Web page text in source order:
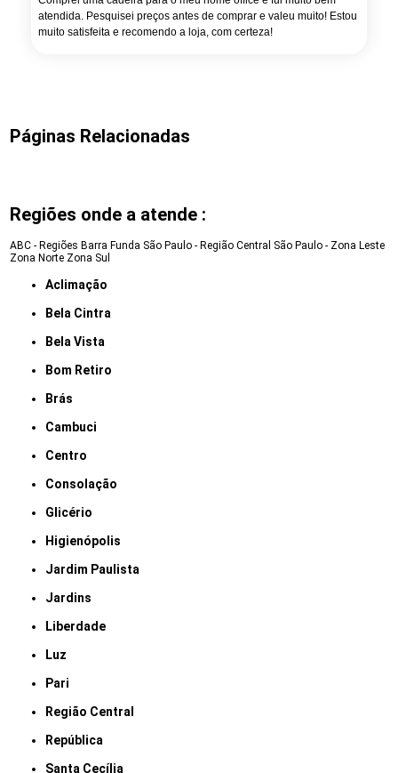
atendida. Pesquisei preços antes de comprar e valeu muito! Estou
muito satisfeita e recomendo a loja, com certeza!
Páginas Relacionadas
Regiões onde a atende :
ABC - Regiões Barra Funda São Paulo - Região Central São Paulo - Zona Leste
Zona Norte Zona Sul
Aclimação
Bela Cintra
Bela Vista
Bom Retiro
Brás
Cambuci
Centro
Consolação
Glicério
Higienópolis
Jardim Paulista
Jardins
Liberdade
Luz
Pari
Região Central
República
Santa Cecília